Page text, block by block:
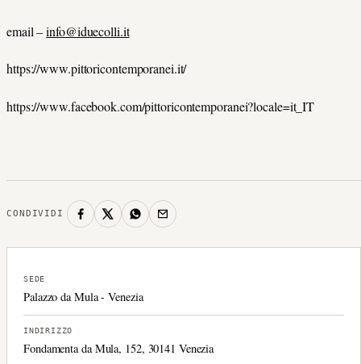
email –info@iduecolli.it
https://www.pittoricontemporanei.it/
https://www.facebook.com/pittoricontemporanei?locale=it_IT
CONDIVIDI
SEDE
Palazzo da Mula - Venezia
INDIRIZZO
Fondamenta da Mula, 152, 30141 Venezia